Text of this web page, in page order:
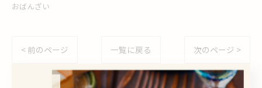
おばんざい
< 前のページ 一覧に戻る 次のページ >